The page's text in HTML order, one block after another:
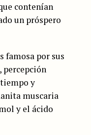
contenían
un próspero
famosa por sus
y
muscaria
y el ácido